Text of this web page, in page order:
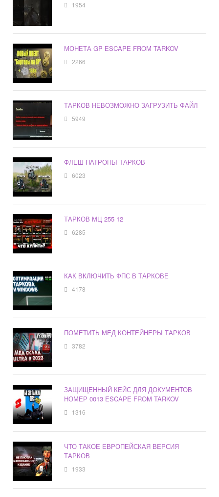
1954
МОНЕТА GP ESCAPE FROM TARKOV
2266
ТАРКОВ НЕВОЗМОЖНО ЗАГРУЗИТЬ ФАЙЛ
5949
ФЛЕШ ПАТРОНЫ ТАРКОВ
6023
ТАРКОВ МЦ 255 12
6285
КАК ВКЛЮЧИТЬ ФПС В ТАРКОВЕ
4178
ПОМЕТИТЬ МЕД КОНТЕЙНЕРЫ ТАРКОВ
3782
ЗАЩИЩЕННЫЙ КЕЙС ДЛЯ ДОКУМЕНТОВ
НОМЕР 0013 ESCAPE FROM TARKOV
1316
ЧТО ТАКОЕ ЕВРОПЕЙСКАЯ ВЕРСИЯ
ТАРКОВ
1933